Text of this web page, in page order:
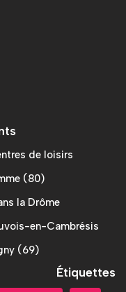
de loisirs
(80)
la Drôme
en-Cambrésis
(69)
Étiquettes